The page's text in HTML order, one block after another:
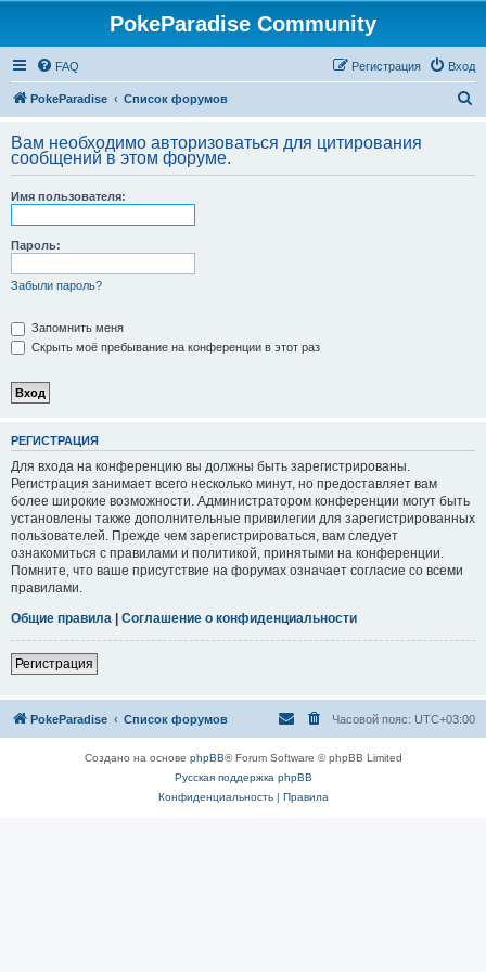
PokeParadise Community
FAQ Вход
Регистрация
PokeParadise Список форумов
с
Вам необходимо авторизоваться для цитирования
сообщений в этом форуме.
Имя пользователя:
Пароль:
Забыли пароль?
Запомнить меня
Скрыть моё пребывание на конференции в этот раз
РЕГИСТРАЦИЯ
Для входа на конференцию вы должны быть зарегистрированы.
Регистрация занимает всего несколько минут, но предоставляет вам
более широкие возможности. Администратором конференции могут быть
установлены также дополнительные привилегии для зарегистрированных
пользователей. Прежде чем зарегистрироваться, вам следует
ознакомиться с правилами и политикой, принятыми на конференции.
Помните, что ваше присутствие на форумах означает согласие со всеми
правилами.
Общие правила | Соглашение о конфиденциальности
Регистрация
PokeParadise Список форумов Часовой пояс: UTC+03:00
Создано на основе phpBB® Forum Software © phpBB Limited
Русская поддержка phpBB
Конфиденциальность| Правила